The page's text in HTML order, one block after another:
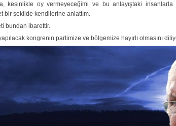
kesinlikle oy vermeyeceğimi ve bu anlayıştaki
bir şekilde kendilerine anlattım.
bundan ibarettir.
kongrenin partimize ve bölgemize hayırlı olmasını